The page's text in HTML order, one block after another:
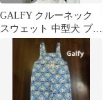
GALFY クルーネック
スウェット 中型犬 ブラ